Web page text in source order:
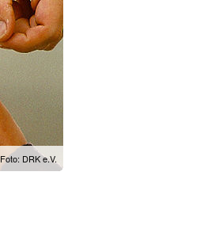
Foto: DRK e.V.